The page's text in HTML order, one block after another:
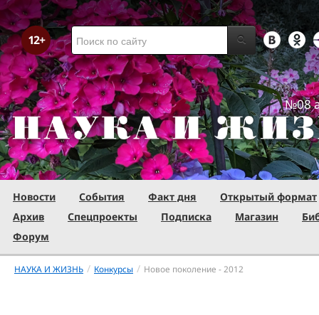
№08
Новости События Факт дня
Открытый формат
Архив
Спецпроекты Подписка Магазин
Форум
НАУКА И ЖИЗНЬ / Конкурсы / Новое поколение - 2012